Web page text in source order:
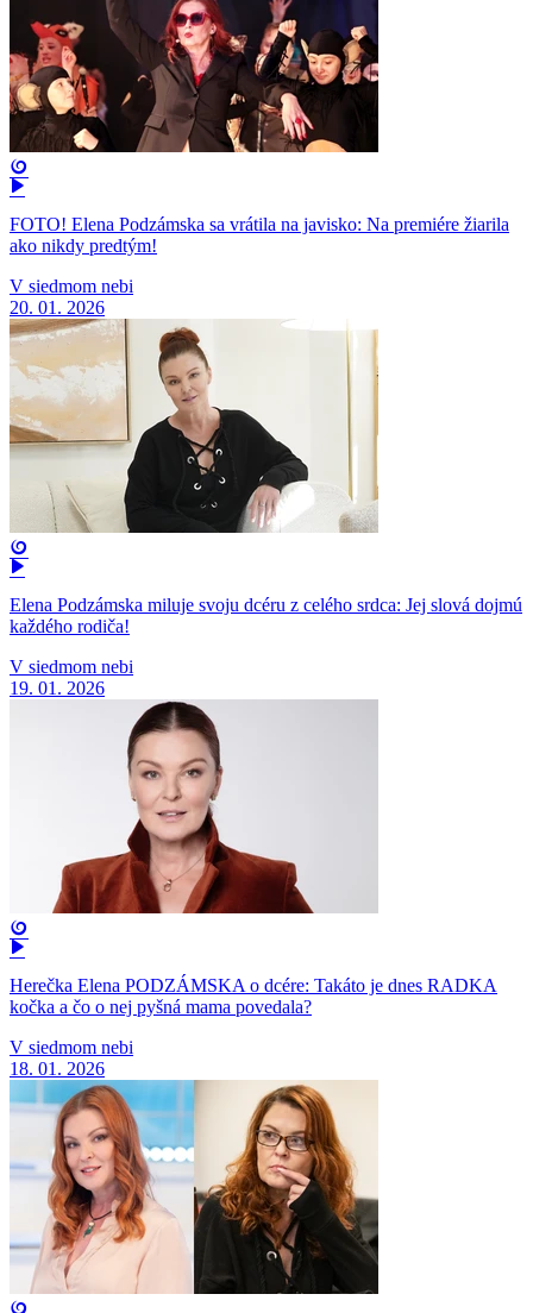
FOTO! Elena Podzámska sa vrátila na javisko: Na premiére žiarila
ako nikdy predtým!
V siedmom nebi
20. 01. 2026
Elena Podzámska miluje svoju dcéru z celého srdca: Jej slová dojmú
každého rodiča!
V siedmom nebi
19. 01. 2026
Herečka Elena PODZÁMSKA o dcére: Takáto je dnes RADKA
kočka a čo o nej pyšná mama povedala?
V siedmom nebi
18. 01. 2026